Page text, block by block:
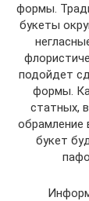
формы.
букеты
подойдет
формы.
статных,
обрамление
букет